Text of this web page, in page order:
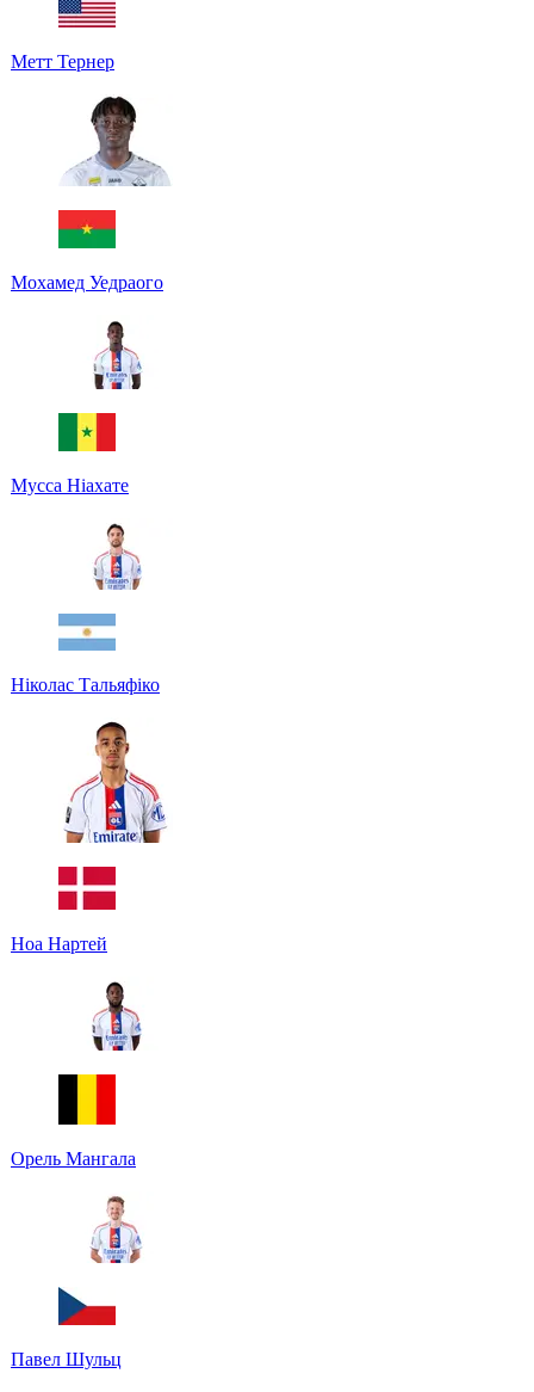
Метт Тернер
Мохамед Уедраого
Мусса Ніахате
Ніколас Тальяфіко
Ноа Нартей
Орель Мангала
Павел Шульц